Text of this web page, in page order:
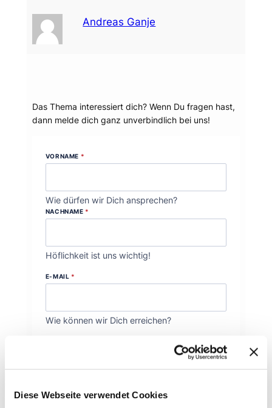
Diese Webseite verwendet Cookies
Andreas Ganje
Das Thema interessiert dich? Wenn Du fragen hast,
dann melde dich ganz unverbindlich bei uns!
VORNAME *
Wie dürfen wir Dich ansprechen?
NACHNAME *
Höflichkeit ist uns wichtig!
E-MAIL *
Wie können wir Dich erreichen?